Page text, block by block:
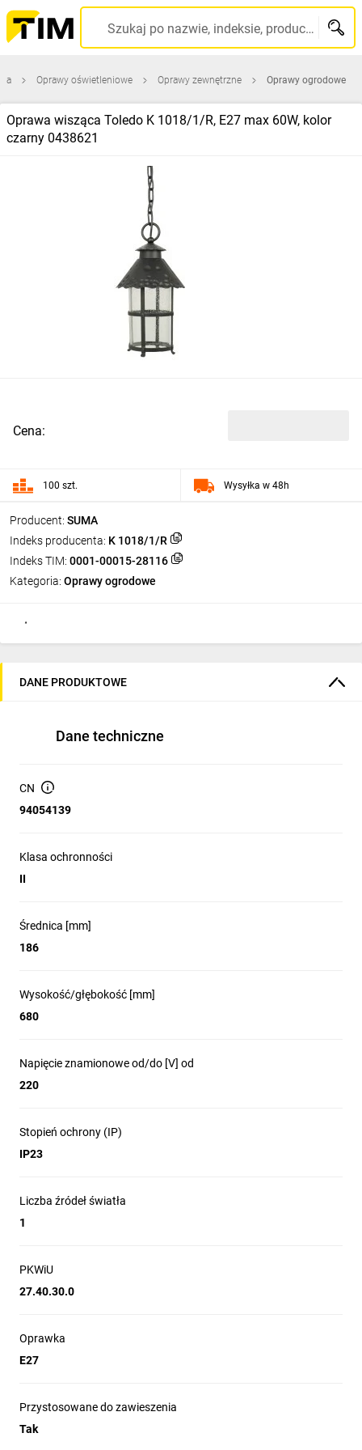
Szukaj po nazwie, indeksie, producencie, kodzie kreskowym...
Oprawy oświetleniowe Oprawy zewnętrzne Oprawy ogrodowe
Oprawa wisząca Toledo K 1018/1/R, E27 max 60W, kolor
czarny 0438621
Producent: SUMA
Indeks producenta: K 1018/1/R
Indeks TIM: 0001-00015-28116
Kategoria: Oprawy ogrodowe
Cena:
100 szt. Wysyłka w 48h
DANE PRODUKTOWE
Dane techniczne
CN
94054139
Klasa ochronności
II
Średnica [mm]
186
Wysokość/głębokość [mm]
680
Napięcie znamionowe od/do [V] od
220
Stopień ochrony (IP)
IP23
Liczba źródeł światła
1
PKWiU
27.40.30.0
Oprawka
E27
Przystosowane do zawieszenia
Tak